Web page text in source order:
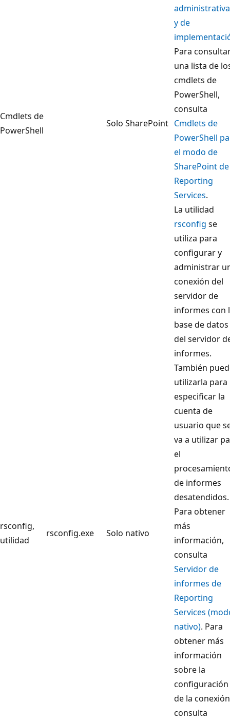
y de
Cmdlets de
PowerShell
Solo SharePoint
Para
una lista de
cmdlets de
PowerShell,
consulta
Cmdlets de
PowerShell
el modo de
SharePoint de
Reporting
Services.
rsconfig,
utilidad
rsconfig.exe Solo nativo
La utilidad
rsconfig se
utiliza para
configurar y
administrar
conexión del
servidor de
informes con
base de datos
del servidor
informes.
También
utilizarla para
especificar la
cuenta de
usuario que
va a utilizar
el
de informes
desatendidos.
Para obtener
más
información,
consulta
Servidor de
informes de
Reporting
Services
nativo). Para
obtener más
información
sobre la
configuración
de la
consulta